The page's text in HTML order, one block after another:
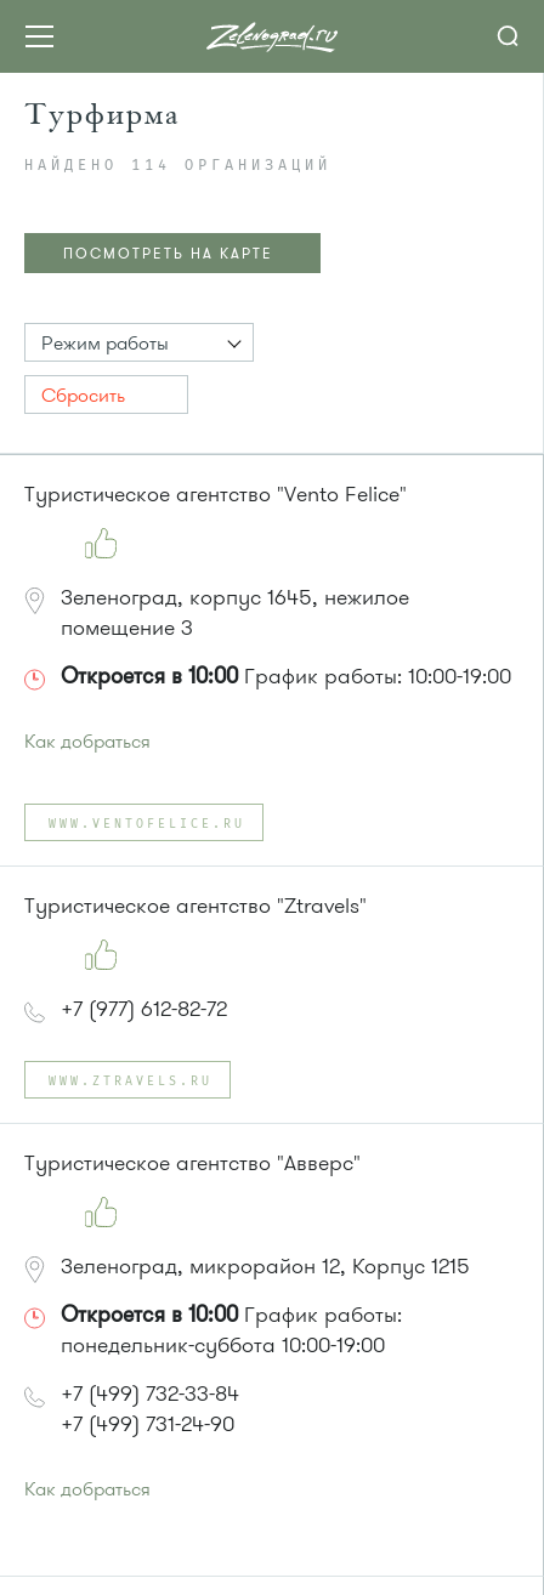
Турфирма
НАЙДЕНО 114 ОРГАНИЗАЦИЙ
ПОСМОТРЕТЬ НА КАРТЕ
Режим работы
Сбросить
Туристическое агентство "Vento Felice"
Зеленоград, корпус 1645, нежилое
помещение 3
Откроется в 10:00График работы: 10:00-19:00
Как добраться
Автобусы № 22, 28, 32, 400к.
Маршрутка № 707м
или до остановки"Пенсионный фонд":
Маршрутка № 707м
WWW.VENTOFELICE.RU
Туристическое агентство "Ztravels"
+7 (977) 612-82-72
WWW.ZTRAVELS.RU
Туристическое агентство "Авверс"
Зеленоград, микрорайон 12, Корпус 1215
Откроется в 10:00График работы:
понедельник-суббота 10:00-19:00
+7 (499) 732-33-84
+7 (499) 731-24-90
Как добраться
493.